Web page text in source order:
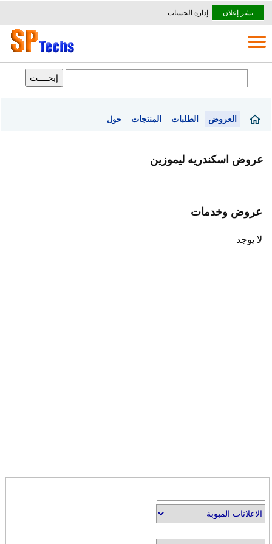
نشر إعلان إدارة الحساب
العروض الطلبات المنتجات حول
عروض اسكندريه ليموزين
عروض وخدمات
لا يوجد